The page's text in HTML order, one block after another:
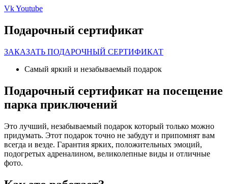
VkYoutube
Подарочный сертификат
ЗАКАЗАТЬ ПОДАРОЧНЫЙ СЕРТИФИКАТ
Самый яркий и незабываемый подарок
Подарочный сертификат на посещение
парка приключений
Это лучший, незабываемый подарок который только можно
придумать. Этот подарок точно не забудут и припомнят вам
всегда и везде. Гарантия ярких, положительных эмоций,
подогретых адреналином, великолепные виды и отличные
фото.